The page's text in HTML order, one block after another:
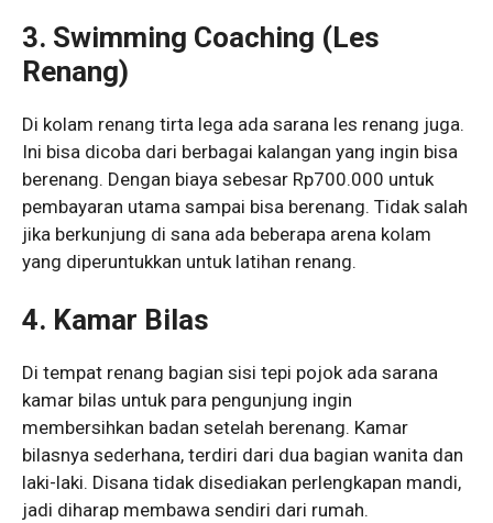
3. Swimming Coaching (Les
Renang)
Di kolam renang tirta lega ada sarana les renang juga.
Ini bisa dicoba dari berbagai kalangan yang ingin bisa
berenang. Dengan biaya sebesar Rp700.000 untuk
pembayaran utama sampai bisa berenang. Tidak salah
jika berkunjung di sana ada beberapa arena kolam
yang diperuntukkan untuk latihan renang.
4. Kamar Bilas
Di tempat renang bagian sisi tepi pojok ada sarana
kamar bilas untuk para pengunjung ingin
membersihkan badan setelah berenang. Kamar
bilasnya sederhana, terdiri dari dua bagian wanita dan
laki-laki. Disana tidak disediakan perlengkapan mandi,
jadi diharap membawa sendiri dari rumah.